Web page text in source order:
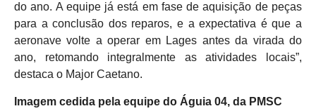
do ano. A equipe já está em fase de aquisição de peças
para a conclusão dos reparos, e a expectativa é que a
aeronave volte a operar em Lages antes da virada do
ano, retomando integralmente as atividades locais”,
destaca o Major Caetano.
Imagem cedida pela equipe do Águia 04, da PMSC